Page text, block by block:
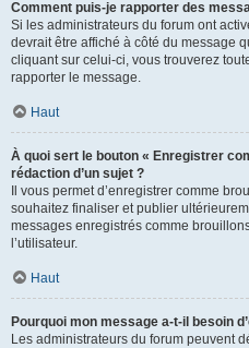
Comment puis-je rapporter des
Si les administrateurs du forum ont
devrait être affiché à côté du message
cliquant sur celui-ci, vous trouverez
rapporter le message.
Haut
À quoi sert le bouton « Enregistrer
rédaction d’un sujet ?
Il vous permet d’enregistrer comme
souhaitez finaliser et publier
messages enregistrés comme
l’utilisateur.
Haut
Pourquoi mon message a-t-il besoin
Les administrateurs du forum peuvent